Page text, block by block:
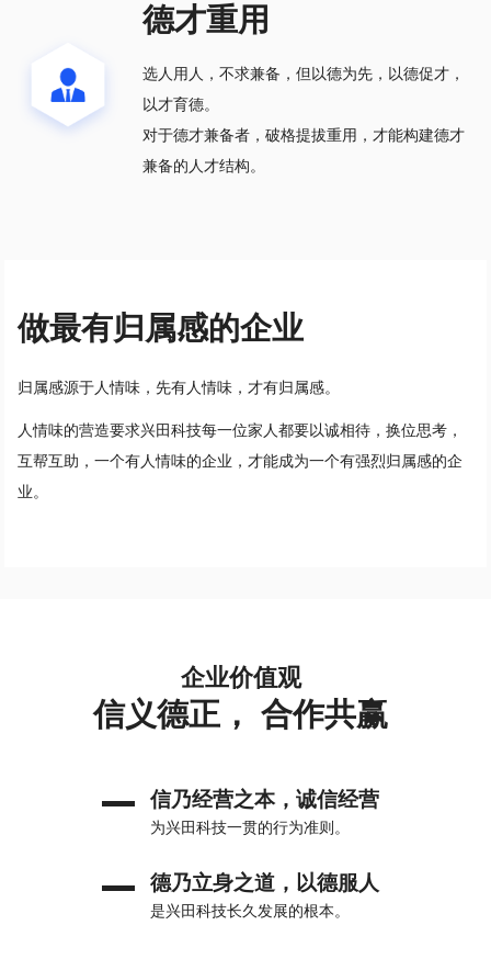
德才重用
选人用人，不求兼备，但以德为先，以德促才，
以才育德。
对于德才兼备者，破格提拔重用，才能构建德才
兼备的人才结构。
做最有归属感的企业
归属感源于人情味，先有人情味，才有归属感。
人情味的营造要求兴田科技每一位家人都要以诚相待，换位思考，
互帮互助，一个有人情味的企业，才能成为一个有强烈归属感的企
业。
企业价值观
信义德正， 合作共赢
信乃经营之本，诚信经营
为兴田科技一贯的行为准则。
德乃立身之道，以德服人
是兴田科技长久发展的根本。